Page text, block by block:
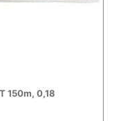
150m, 0,18